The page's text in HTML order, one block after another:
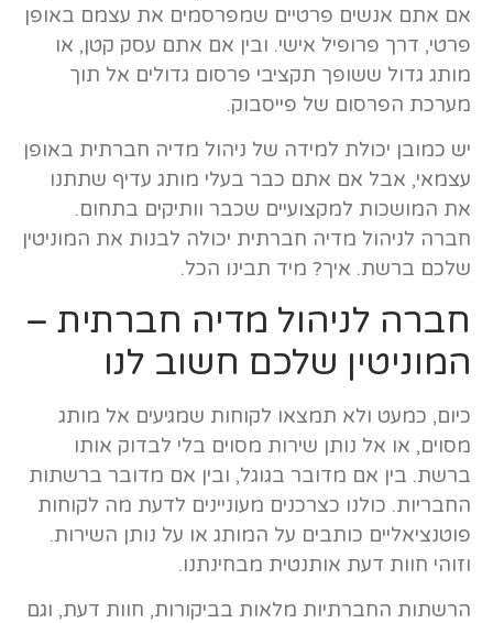
אם אתם אנשים פרטיים שמפרסמים את עצמם באופן
פרטי, דרך פרופיל אישי. ובין אם אתם עסק קטן, או
מותג גדול ששופך תקציבי פרסום גדולים אל תוך
מערכת הפרסום של פייסבוק.
יש כמובן יכולת למידה של ניהול מדיה חברתית באופן
עצמאי, אבל אם אתם כבר בעלי מותג עדיף שתתנו
את המושכות למקצועיים שכבר וותיקים בתחום.
חברה לניהול מדיה חברתית יכולה לבנות את המוניטין
שלכם ברשת. איך? מיד תבינו הכל.
חברה לניהול מדיה חברתית –
המוניטין שלכם חשוב לנו
כיום, כמעט ולא תמצאו לקוחות שמגיעים אל מותג
מסוים, או אל נותן שירות מסוים בלי לבדוק אותו
ברשת. בין אם מדובר בגוגל, ובין אם מדובר ברשתות
החבריות. כולנו כצרכנים מעוניינים לדעת מה לקוחות
פוטנציאליים כותבים על המותג או על נותן השירות.
וזוהי חוות דעת אותנטית מבחינתנו.
הרשתות החברתיות מלאות בביקורות, חוות דעת, וגם